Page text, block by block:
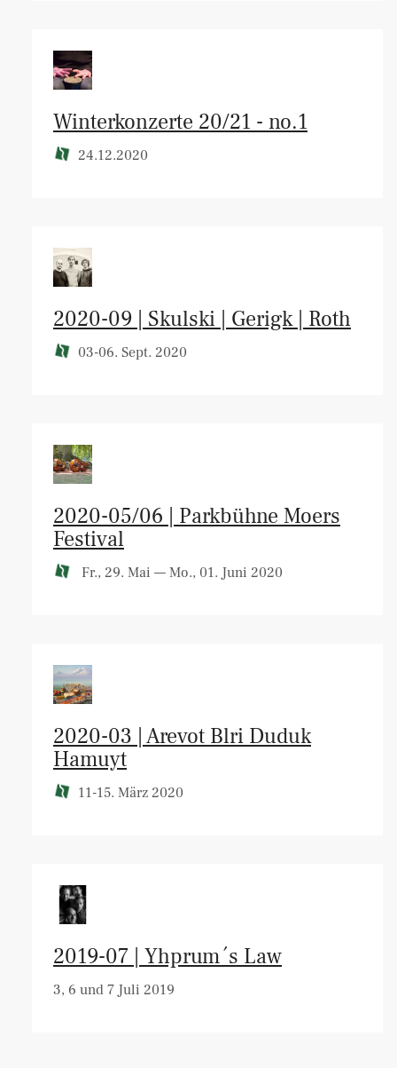
Winterkonzerte 20/21 - no.1
24.12.2020
2020-09 | Skulski | Gerigk | Roth
03-06. Sept. 2020
2020-05/06 | Parkbühne Moers
Festival
Fr., 29. Mai — Mo., 01. Juni 2020
2020-03 | Arevot Blri Duduk
Hamuyt
11-15. März 2020
2019-07 | Yhprum´s Law
3, 6 und 7 Juli 2019